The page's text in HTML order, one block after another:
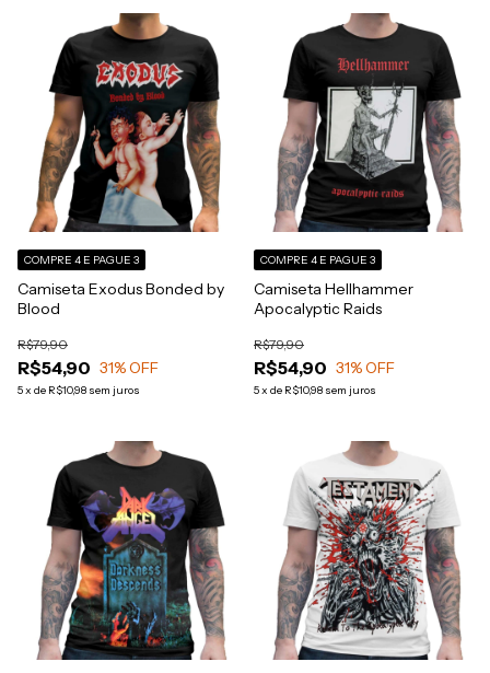
Camiseta Exodus Bonded by
Blood
R$54,90
R$79,90
31% OFF
5x de R$10,98 sem juros
COMPRE 4 E PAGUE 3
Camiseta Hellhammer
Apocalyptic Raids
R$54,90
R$79,90
31% OFF
5x de R$10,98 sem juros
COMPRE 4 E PAGUE 3